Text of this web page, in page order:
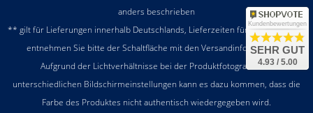
anders beschrieben
** gilt für Lieferungen innerhalb Deutschlands, Lieferzeiten für andere Länder
entnehmen Sie bitte der Schaltfläche mit den Versandinformationen
Aufgrund der Lichtverhältnisse bei der Produktfotografie und
unterschiedlichen Bildschirmeinstellungen kann es dazu kommen, dass die
Farbe des Produktes nicht authentisch wiedergegeben wird.
Kundenbewertungen
SEHR GUT
4.93 / 5.00